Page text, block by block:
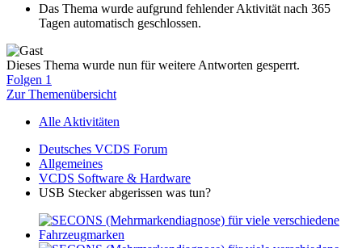
Das Thema wurde aufgrund fehlender Aktivität nach 365
Tagen automatisch geschlossen.
Dieses Thema wurde nun für weitere Antworten gesperrt.
Folgen 1
Zur Themenübersicht
Alle Aktivitäten
Deutsches VCDS Forum
Allgemeines
VCDS Software & Hardware
USB Stecker abgerissen was tun?